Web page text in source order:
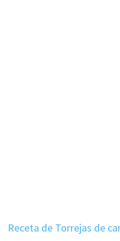
Receta de Torrejas de